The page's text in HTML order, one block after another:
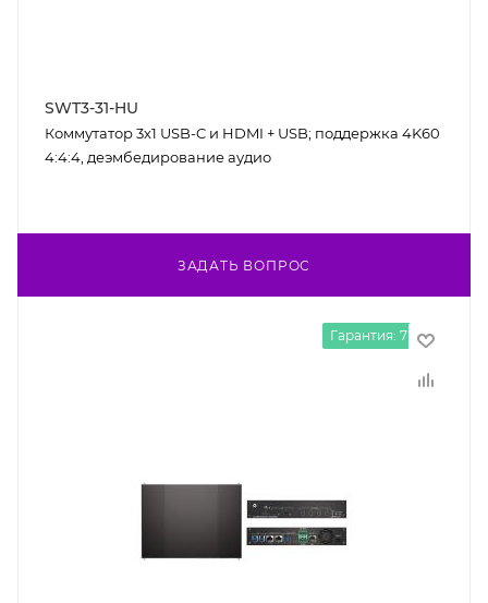
SWT3-31-HU
Коммутатор 3х1 USB-C и HDMI + USB; поддержка 4K60
4:4:4, деэмбедирование аудио
ЗАДАТЬ ВОПРОС
Гарантия: 7 лет